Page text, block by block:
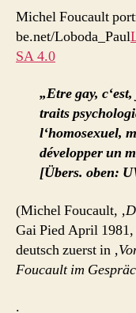
Michel Foucault
be.net/Loboda_Paul
SA 4.0
„Etre gay,
traits
l‘homosexuel,
développer un
[Übers. oben:
(Michel Foucault, ‚
Gai Pied April
deutsch zuerst in ‚
Foucault im
.